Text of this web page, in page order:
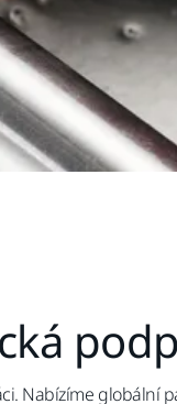
Nabízíme globální